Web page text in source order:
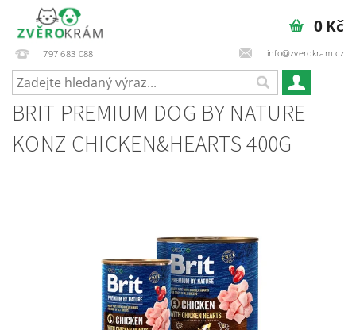
797 683 088 info@zverokram.cz
0 Kč
BRIT PREMIUM DOG BY NATURE
KONZ CHICKEN&HEARTS 400G